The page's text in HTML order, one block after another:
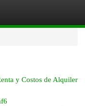
y Costos de Alquiler